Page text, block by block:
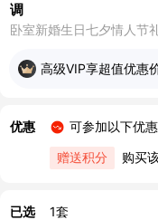
调
卧室新婚生日七夕情人节
高级VIP享超值优惠
优惠
可参加以下优
赠送积分
购买
已选 1套